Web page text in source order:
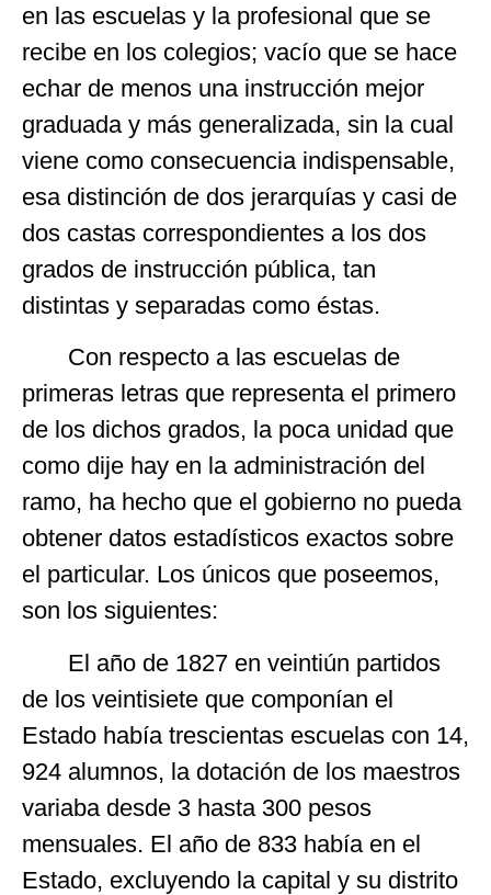
en las escuelas y la profesional que se
recibe en los colegios; vacío que se hace
echar de menos una instrucción mejor
graduada y más generalizada, sin la cual
viene como consecuencia indispensable,
esa distinción de dos jerarquías y casi de
dos castas correspondientes a los dos
grados de instrucción pública, tan
distintas y separadas como éstas.
Con respecto a las escuelas de
primeras letras que representa el primero
de los dichos grados, la poca unidad que
como dije hay en la administración del
ramo, ha hecho que el gobierno no pueda
obtener datos estadísticos exactos sobre
el particular. Los únicos que poseemos,
son los siguientes:
El año de 1827 en veintiún partidos
de los veintisiete que componían el
Estado había trescientas escuelas con 14,
924 alumnos, la dotación de los maestros
variaba desde 3 hasta 300 pesos
mensuales. El año de 833 había en el
Estado, excluyendo la capital y su distrito